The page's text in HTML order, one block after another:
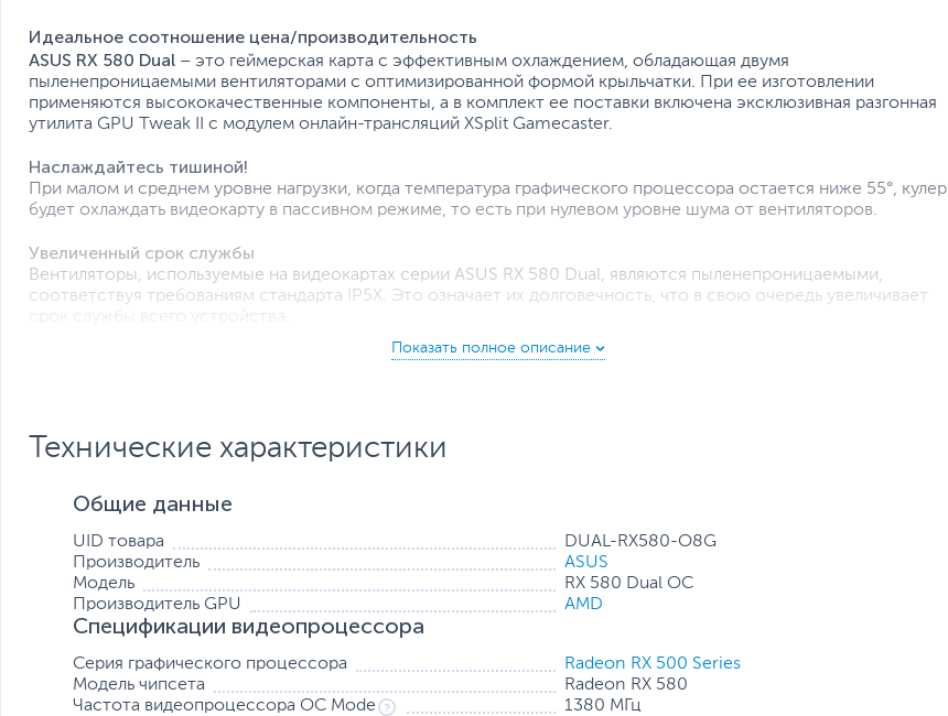
Идеальное соотношение цена/производительность
ASUS RX 580 Dual – это геймерская карта с эффективным охлаждением, обладающая двумя
пыленепроницаемыми вентиляторами с оптимизированной формой крыльчатки. При ее изготовлении
применяются высококачественные компоненты, а в комплект ее поставки включена эксклюзивная разгонная
утилита GPU Tweak II с модулем онлайн-трансляций XSplit Gamecaster.
Наслаждайтесь тишиной!
При малом и среднем уровне нагрузки, когда температура графического процессора остается ниже 55°, кулер
будет охлаждать видеокарту в пассивном режиме, то есть при нулевом уровне шума от вентиляторов.
Увеличенный срок службы
Вентиляторы, используемые на видеокартах серии ASUS RX 580 Dual, являются пыленепроницаемыми,
соответствуя требованиям стандарта IP5X. Это означает их долговечность, что в свою очередь увеличивает
Усиленный воздушный поток и повышенное статическое давление
Технические характеристики
Общие данные
UID товара
DUAL-RX580-O8G
Производитель
ASUS
Модель
RX 580 Dual OC
Производитель GPU
AMD
Спецификации видеопроцессора
Серия графического процессора
Radeon RX 500 Series
Модель чипсета
Radeon RX 580
Частота видеопроцессора OC Mode
1380 МГц